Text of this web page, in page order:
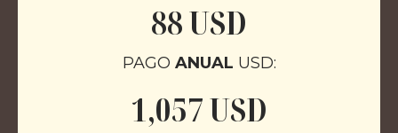
88 USD
PAGO ANUAL USD:
1,057 USD